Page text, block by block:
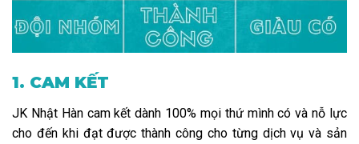
1. CAM KẾT
JK Nhật Hàn cam kết dành 100% mọi thứ mình có và nỗ lực
cho đến khi đạt được thành công cho từng dịch vụ và sản